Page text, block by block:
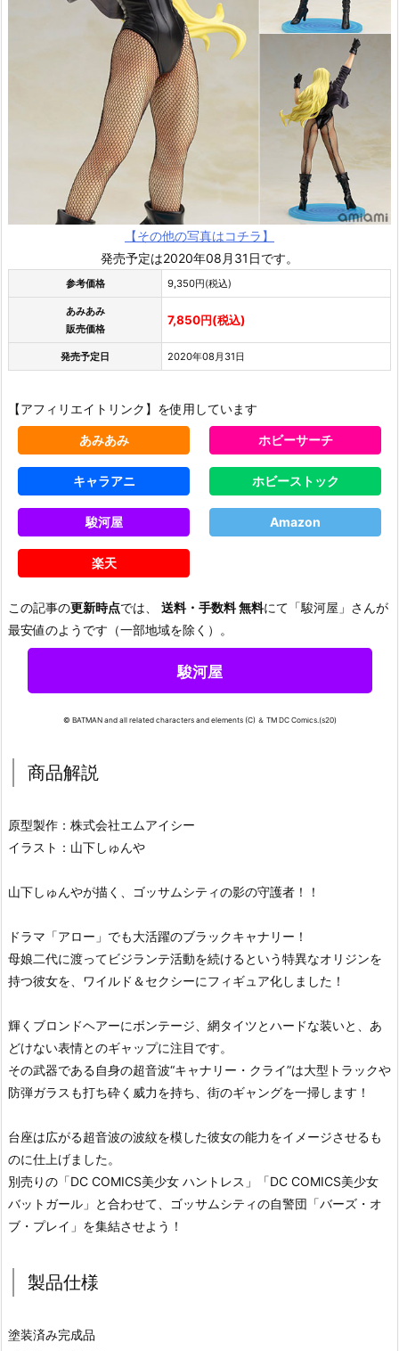
【その他の写真はコチラ】
発売予定は2020年08月31日です。
参考価格 9,350円(税込)
あみあみ
販売価格
7,850円(税込)
発売予定日 2020年08月31日
【アフィリエイトリンク】を使用しています
あみあみ ホビーサーチ
キャラアニ ホビーストック
駿河屋 Amazon
楽天
この記事の更新時点では、 送料・手数料 無料にて「駿河屋」さんが
最安値のようです（一部地域を除く）。
駿河屋
© BATMAN and all related characters and elements (C) ＆ TM DC Comics.(s20)
商品解説
原型製作：株式会社エムアイシー
イラスト：山下しゅんや
山下しゅんやが描く、ゴッサムシティの影の守護者！！
ドラマ「アロー」でも大活躍のブラックキャナリー！
母娘二代に渡ってビジランテ活動を続けるという特異なオリジンを
持つ彼女を、ワイルド＆セクシーにフィギュア化しました！
輝くブロンドヘアーにボンテージ、網タイツとハードな装いと、あ
どけない表情とのギャップに注目です。
その武器である自身の超音波“キャナリー・クライ”は大型トラックや
防弾ガラスも打ち砕く威力を持ち、街のギャングを一掃します！
台座は広がる超音波の波紋を模した彼女の能力をイメージさせるも
のに仕上げました。
別売りの「DC COMICS美少女 ハントレス」「DC COMICS美少女
バットガール」と合わせて、ゴッサムシティの自警団「バーズ・オ
ブ・プレイ」を集結させよう！
製品仕様
塗装済み完成品